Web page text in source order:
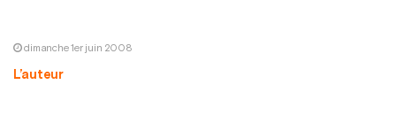
dimanche 1er juin 2008
L’auteur